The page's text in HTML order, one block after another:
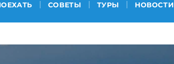
СОВЕТЫ ТУРЫ НОВОСТИ